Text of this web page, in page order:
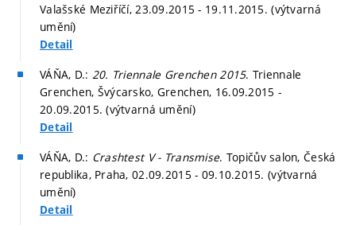
Valašské Meziříčí, 23.09.2015 - 19.11.2015. (výtvarná
umění)
Detail
VÁŇA, D.: 20. Triennale Grenchen 2015. Triennale
Grenchen, Švýcarsko, Grenchen, 16.09.2015 -
20.09.2015. (výtvarná umění)
Detail
VÁŇA, D.: Crashtest V - Transmise. Topičův salon, Česká
republika, Praha, 02.09.2015 - 09.10.2015. (výtvarná
umění)
Detail